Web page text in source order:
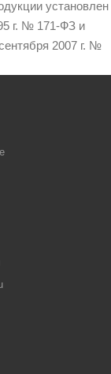
установлен
г. № 171-ФЗ и
2007 г. №